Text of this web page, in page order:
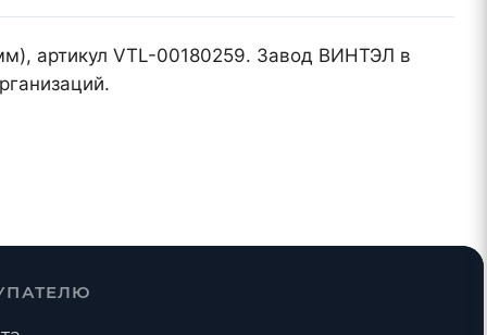
артикул VTL-00180259. Завод ВИНТЭЛ в